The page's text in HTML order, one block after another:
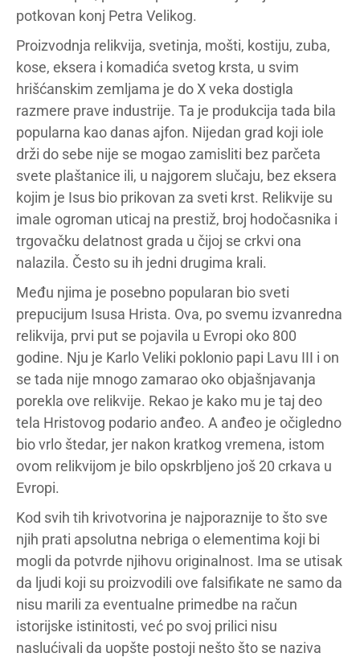
potkovan konj Petra Velikog.
Proizvodnja relikvija, svetinja, mošti, kostiju, zuba,
kose, eksera i komadića svetog krsta, u svim
hrišćanskim zemljama je do X veka dostigla
razmere prave industrije. Ta je produkcija tada bila
popularna kao danas ajfon. Nijedan grad koji iole
drži do sebe nije se mogao zamisliti bez parčeta
svete plaštanice ili, u najgorem slučaju, bez eksera
kojim je Isus bio prikovan za sveti krst. Relikvije su
imale ogroman uticaj na prestiž, broj hodočasnika i
trgovačku delatnost grada u čijoj se crkvi ona
nalazila. Često su ih jedni drugima krali.
Među njima je posebno popularan bio sveti
prepucijum Isusa Hrista. Ova, po svemu izvanredna
relikvija, prvi put se pojavila u Evropi oko 800
godine. Nju je Karlo Veliki poklonio papi Lavu III i on
se tada nije mnogo zamarao oko objašnjavanja
porekla ove relikvije. Rekao je kako mu je taj deo
tela Hristovog podario anđeo. A anđeo je očigledno
bio vrlo štedar, jer nakon kratkog vremena, istom
ovom relikvijom je bilo opskrbljeno još 20 crkava u
Evropi.
Kod svih tih krivotvorina je najporaznije to što sve
njih prati apsolutna nebriga o elementima koji bi
mogli da potvrde njihovu originalnost. Ima se utisak
da ljudi koji su proizvodili ove falsifikate ne samo da
nisu marili za eventualne primedbe na račun
istorijske istinitosti, već po svoj prilici nisu
naslućivali da uopšte postoji nešto što se naziva